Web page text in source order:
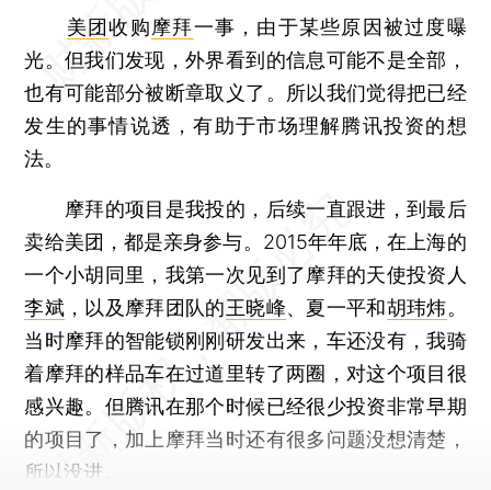
美团收购摩拜一事，由于某些原因被过度曝
光。但我们发现，外界看到的信息可能不是全部，
也有可能部分被断章取义了。所以我们觉得把已经
发生的事情说透，有助于市场理解腾讯投资的想
法。
摩拜的项目是我投的，后续一直跟进，到最后
卖给美团，都是亲身参与。2015年年底，在上海的
一个小胡同里，我第一次见到了摩拜的天使投资人
李斌 ，以及摩拜团队的王晓峰、夏一平和胡玮炜。
当时摩拜的智能锁刚刚研发出来，车还没有，我骑
着摩拜的样品车在过道里转了两圈，对这个项目很
感兴趣。但腾讯在那个时候已经很少投资非常早期
的项目了，加上摩拜当时还有很多问题没想清楚，
所以没进。